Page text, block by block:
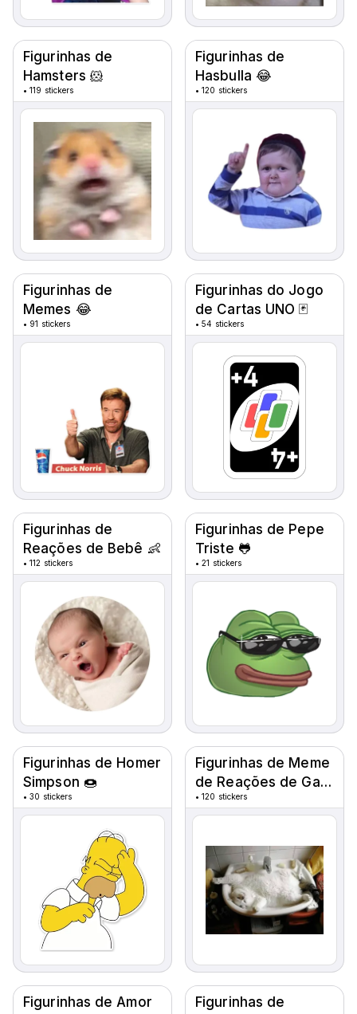
Figurinhas de
Hamsters 🐹
•119 stickers
Figurinhas de
Hasbulla 😂
•120 stickers
Figurinhas de
Memes 😂
• 91 stickers
Figurinhas do Jogo
de Cartas UNO 🃏
•54 stickers
Figurinhas de
Reações de Bebê 👶
•112 stickers
Figurinhas de Pepe
Triste 🐸
•21 stickers
Figurinhas de Homer
Simpson 🍩
•30 stickers
Figurinhas de Meme
de Reações de Gato
🐱
•120 stickers
Figurinhas de Amor
Figurinhas de